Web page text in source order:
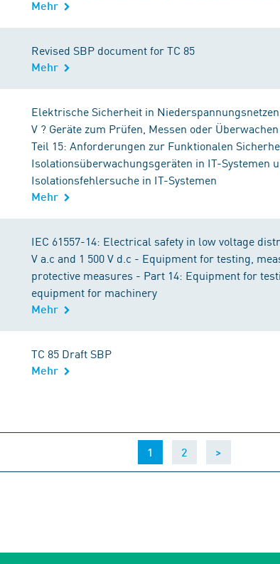
Mehr
Revised SBP document for TC 85
Mehr
Elektrische Sicherheit in Niederspannungsnetzen
V ? Geräte zum Prüfen, Messen oder
Teil 15: Anforderungen zur Funktionalen
Isolationsüberwachungsgeräten in IT-Systemen
Isolationsfehlersuche in IT-Systemen
Mehr
IEC 61557-14: Electrical safety in low voltage
V a.c and 1 500 V d.c - Equipment for testing,
protective measures - Part 14: Equipment for
equipment for machinery
Mehr
TC 85 Draft SBP
Mehr
1 (current)
2 >